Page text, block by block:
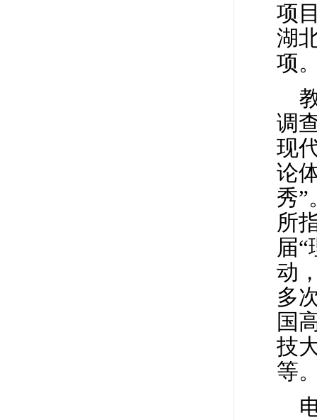
项
湖
项
调
现
论
秀”
所
届
动
多
国
技
等